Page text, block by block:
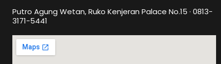
Putro Agung Wetan, Ruko Kenjeran Palace No.15 · 0813-
3171-5441